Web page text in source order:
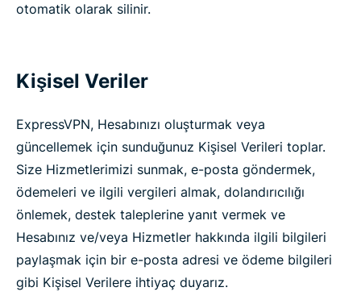
otomatik olarak silinir.
Kişisel Veriler
ExpressVPN, Hesabınızı oluşturmak veya
güncellemek için sunduğunuz Kişisel Verileri toplar.
Size Hizmetlerimizi sunmak, e-posta göndermek,
ödemeleri ve ilgili vergileri almak, dolandırıcılığı
önlemek, destek taleplerine yanıt vermek ve
Hesabınız ve/veya Hizmetler hakkında ilgili bilgileri
paylaşmak için bir e-posta adresi ve ödeme bilgileri
gibi Kişisel Verilere ihtiyaç duyarız.